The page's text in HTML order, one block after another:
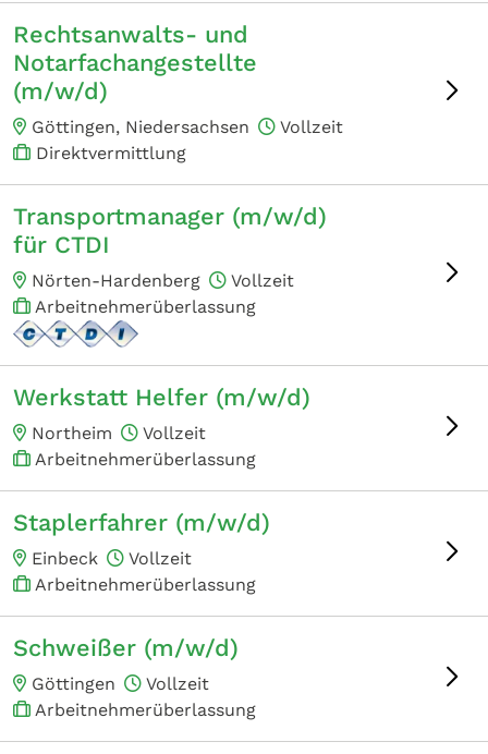
Rechtsanwalts- und
Notarfachangestellte
(m/w/d)
Göttingen, Niedersachsen
Vollzeit
Direktvermittlung
Transportmanager (m/w/d)
für CTDI
Nörten-Hardenberg
Vollzeit
Arbeitnehmerüberlassung
Werkstatt Helfer (m/w/d)
Northeim
Vollzeit
Arbeitnehmerüberlassung
Staplerfahrer (m/w/d)
Einbeck
Vollzeit
Arbeitnehmerüberlassung
Schweißer (m/w/d)
Göttingen
Vollzeit
Arbeitnehmerüberlassung